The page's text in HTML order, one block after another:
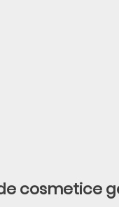
cosmetice